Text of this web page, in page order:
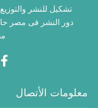
دور النشر فى مصر
معلومات الأتصال